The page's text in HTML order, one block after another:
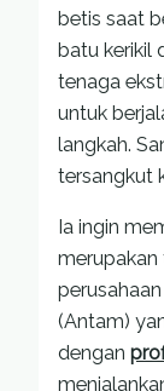
betis saat
batu kerikil
tenaga
untuk
langkah.
tersangkut
Ia ingin
(Antam)
dengan